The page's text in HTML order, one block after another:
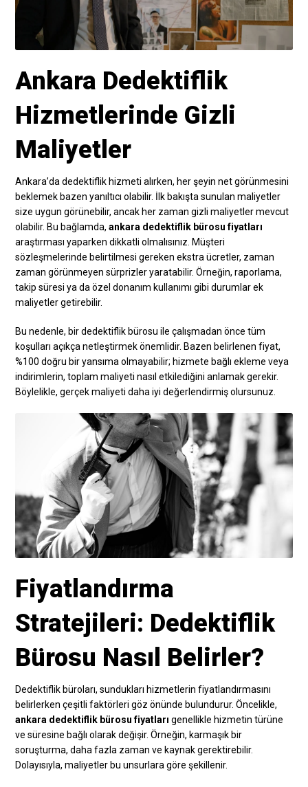
Ankara Dedektiflik
Hizmetlerinde Gizli
Maliyetler
Ankara’da dedektiflik hizmeti alırken, her şeyin net görünmesini
beklemek bazen yanıltıcı olabilir. İlk bakışta sunulan maliyetler
size uygun görünebilir, ancak her zaman gizli maliyetler mevcut
olabilir. Bu bağlamda,ankara dedektiflik bürosu fiyatları
araştırması yaparken dikkatli olmalısınız. Müşteri
sözleşmelerinde belirtilmesi gereken ekstra ücretler, zaman
zaman görünmeyen sürprizler yaratabilir. Örneğin, raporlama,
takip süresi ya da özel donanım kullanımı gibi durumlar ek
maliyetler getirebilir.
Bu nedenle, bir dedektiflik bürosu ile çalışmadan önce tüm
koşulları açıkça netleştirmek önemlidir. Bazen belirlenen fiyat,
%100 doğru bir yansıma olmayabilir; hizmete bağlı ekleme veya
indirimlerin, toplam maliyeti nasıl etkilediğini anlamak gerekir.
Böylelikle, gerçek maliyeti daha iyi değerlendirmiş olursunuz.
Fiyatlandırma
Stratejileri: Dedektiflik
Bürosu Nasıl Belirler?
Dedektiflik büroları, sundukları hizmetlerin fiyatlandırmasını
belirlerken çeşitli faktörleri göz önünde bulundurur. Öncelikle,
ankara dedektiflik bürosu fiyatları genellikle hizmetin türüne
ve süresine bağlı olarak değişir. Örneğin, karmaşık bir
soruşturma, daha fazla zaman ve kaynak gerektirebilir.
Dolayısıyla, maliyetler bu unsurlara göre şekillenir.